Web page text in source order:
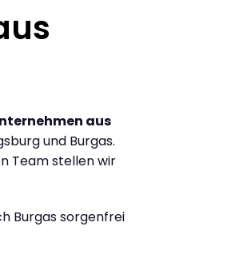
aus
und Burgas.
Team stellen wir
Burgas sorgenfrei